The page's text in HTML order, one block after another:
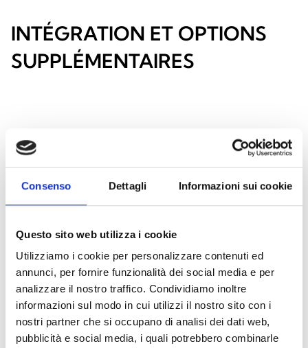
Consenso Dettagli Informazioni sui cookie
Questo sito web utilizza i cookie
Utilizziamo i cookie per personalizzare contenuti ed
annunci, per fornire funzionalità dei social media e per
analizzare il nostro traffico. Condividiamo inoltre
informazioni sul modo in cui utilizzi il nostro sito con i
nostri partner che si occupano di analisi dei dati web,
pubblicità e social media, i quali potrebbero combinarle
INTÉGRATION ET OPTIONS
SUPPLÉMENTAIRES